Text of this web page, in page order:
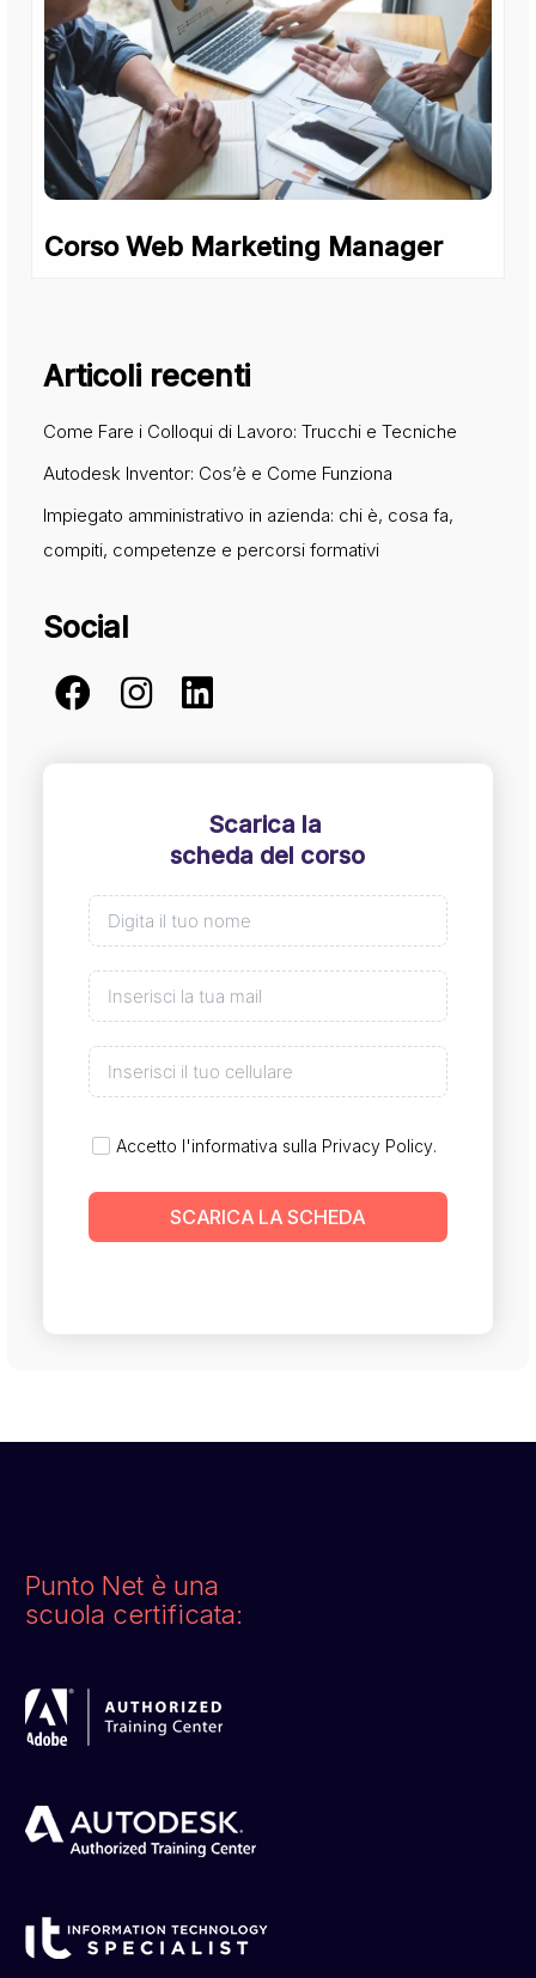
Corso Web Marketing Manager
Articoli recenti
Come Fare i Colloqui di Lavoro: Trucchi e Tecniche
Autodesk Inventor: Cos’è e Come Funziona
Impiegato amministrativo in azienda: chi è, cosa fa,
compiti, competenze e percorsi formativi
Social
Scarica la
scheda del corso
Accetto l'informativa sulla Privacy Policy.
SCARICA LA SCHEDA
Punto Net è una
scuola certificata: